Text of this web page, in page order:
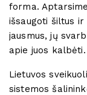
forma.
išsaugoti šiltus
jausmus, jų
apie juos kalbėti.
Lietuvos
sistemos